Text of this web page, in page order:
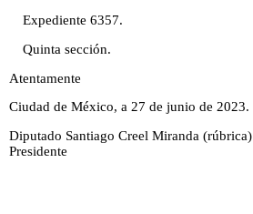
Expediente 6357.
Quinta sección.
Atentamente
Ciudad de México, a 27 de junio de 2023.
Diputado Santiago Creel Miranda (rúbrica)
Presidente